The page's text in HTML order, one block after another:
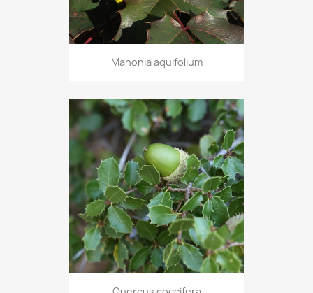
Mahonia aquifolium